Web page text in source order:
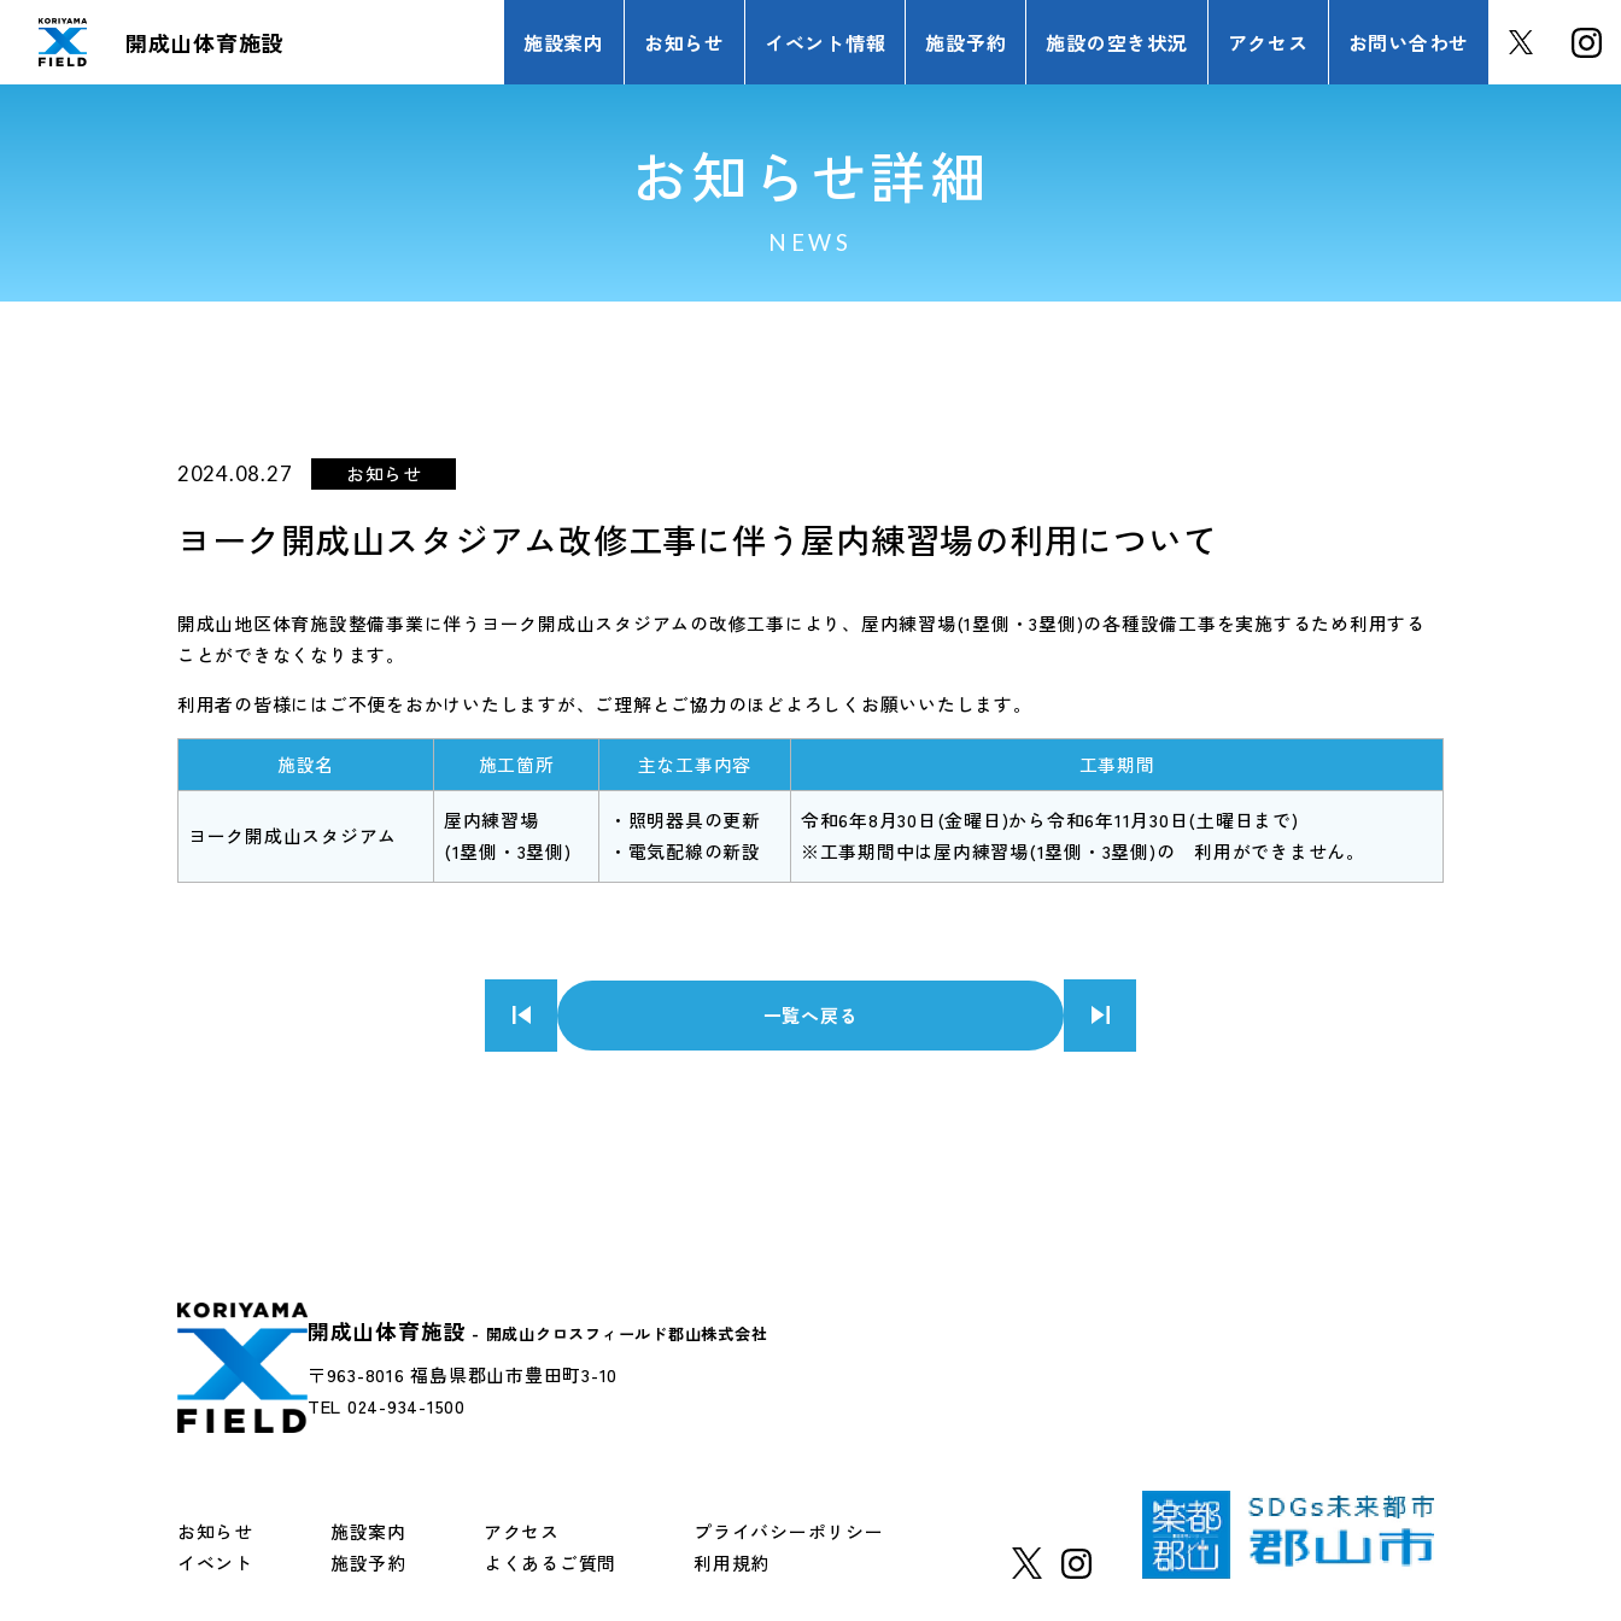
開成山体育施設 施設案内 お知らせ イベント情報 施設予約 施設の空き状況 アクセス お問い合わせ
お知らせ詳細
NEWS
2024.08.27 お知らせ
ヨーク開成山スタジアム改修工事に伴う屋内練習場の利用について
開成山地区体育施設整備事業に伴うヨーク開成山スタジアムの改修工事により、屋内練習場(1塁側・3塁側)の各種設備工事を実施するため利用する
ことができなくなります。
利用者の皆様にはご不便をおかけいたしますが、ご理解とご協力のほどよろしくお願いいたします。
施設名 施工箇所 主な工事内容 工事期間
ヨーク開成山スタジアム
屋内練習場
(1塁側・3塁側)
・照明器具の更新
・電気配線の新設
令和6年8月30日(金曜日)から令和6年11月30日(土曜日まで)
※工事期間中は屋内練習場(1塁側・3塁側)の 利用ができません。
一覧へ戻る
開成山体育施設 - 開成山クロスフィールド郡山株式会社
〒963-8016 福島県郡山市豊田町3-10
TEL 024-934-1500
お知らせ
イベント
施設案内
施設予約
アクセス
よくあるご質問
プライバシーポリシー
利用規約